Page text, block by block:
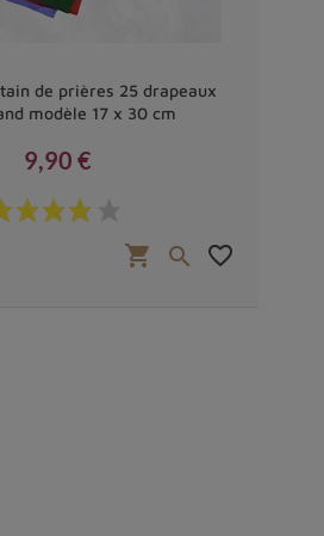
de prières 25 drapeaux
modèle 17 x 30 cm
Prix
9,90 €
shopping_cart  favorite_border